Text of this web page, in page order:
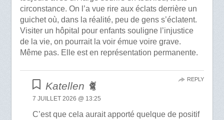
circonstance. On l’a vue rire aux éclats derrière un
guichet où, dans la réalité, peu de gens s’éclatent.
Visiter un hôpital pour enfants souligne l’injustice
de la vie, on pourrait la voir émue voire grave.
Même pas. Elle est en représentation permanente.
Katellen 🐈
7 JUILLET 2026 @ 13:25
C’est que cela aurait apporté quelque de positif
REPLY